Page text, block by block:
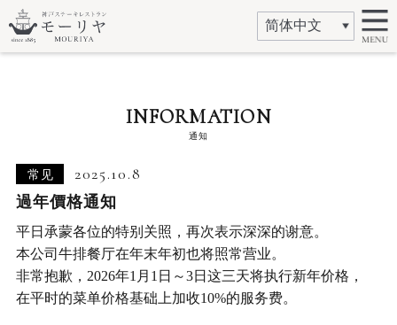
INFORMATION
通知
常见 2025.10.8
過年價格通知
平日承蒙各位的特别关照，再次表示深深的谢意。
本公司牛排餐厅在年末年初也将照常营业。
非常抱歉，2026年1月1日～3日这三天将执行新年价格，
在平时的菜单价格基础上加收10%的服务费。